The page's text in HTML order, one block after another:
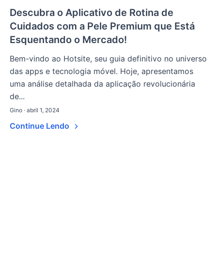
Descubra o Aplicativo de Rotina de
Cuidados com a Pele Premium que Está
Esquentando o Mercado!
Bem-vindo ao Hotsite, seu guia definitivo no universo
das apps e tecnologia móvel. Hoje, apresentamos
uma análise detalhada da aplicação revolucionária
de...
Gino · abril 1, 2024
Continue Lendo